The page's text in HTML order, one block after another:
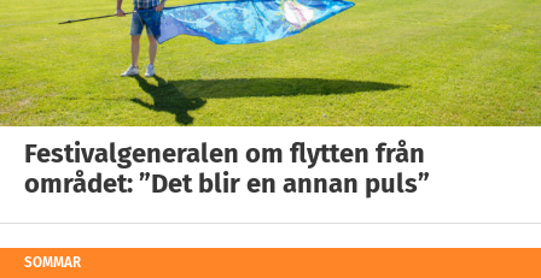
Festivalgeneralen om flytten från
området: ”Det blir en annan puls”
SOMMAR